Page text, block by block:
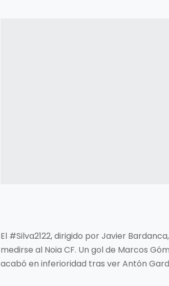
El #Silva2122, dirigido por Javier
medirse al Noia CF. Un gol de Marcos
acabó en inferioridad tras ver Antón